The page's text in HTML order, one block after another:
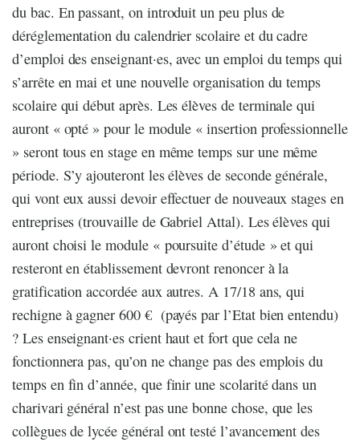
du bac. En passant, on introduit un peu plus de
déréglementation du calendrier scolaire et du cadre
d’emploi des enseignant·es, avec un emploi du temps qui
s’arrête en mai et une nouvelle organisation du temps
scolaire qui début après. Les élèves de terminale qui
auront « opté » pour le module « insertion professionnelle
» seront tous en stage en même temps sur une même
période. S’y ajouteront les élèves de seconde générale,
qui vont eux aussi devoir effectuer de nouveaux stages en
entreprises (trouvaille de Gabriel Attal). Les élèves qui
auront choisi le module « poursuite d’étude » et qui
resteront en établissement devront renoncer à la
gratification accordée aux autres. A 17/18 ans, qui
rechigne à gagner 600 € (payés par l’Etat bien entendu)
? Les enseignant·es crient haut et fort que cela ne
fonctionnera pas, qu’on ne change pas des emplois du
temps en fin d’année, que finir une scolarité dans un
charivari général n’est pas une bonne chose, que les
collègues de lycée général ont testé l’avancement des